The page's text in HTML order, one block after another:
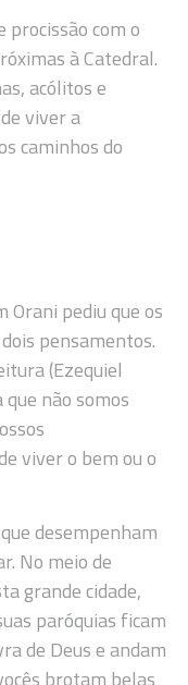
procissão com o
à Catedral.
acólitos e
viver a
caminhos do
pediu que os
pensamentos.
(Ezequiel
não somos
viver o bem ou o
desempenham
No meio de
grande cidade,
paróquias ficam
de Deus e andam